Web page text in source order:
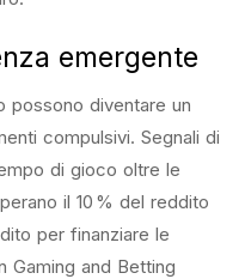
emergente
possono diventare un
compulsivi. Segnali di
di gioco oltre le
il 10 % del reddito
per finanziare le
Gaming and Betting